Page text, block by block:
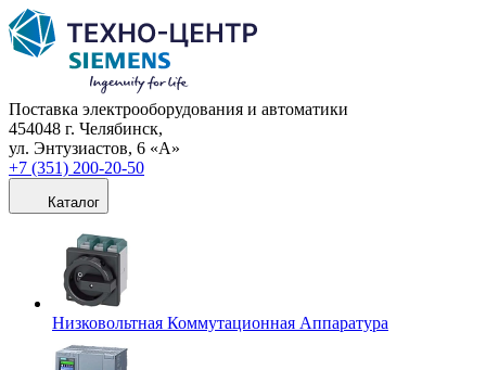
Поставка электрооборудования и автоматики
454048 г. Челябинск,
ул. Энтузиастов, 6 «А»
+7 (351) 200-20-50
Каталог
Низковольтная Коммутационная Аппаратура